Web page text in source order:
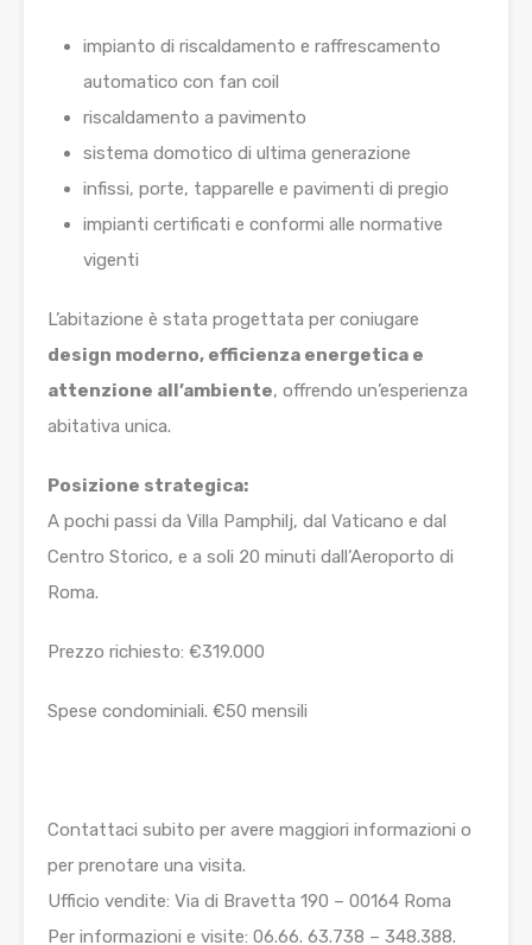
impianto di riscaldamento e raffrescamento
automatico con fan coil
riscaldamento a pavimento
sistema domotico di ultima generazione
infissi, porte, tapparelle e pavimenti di pregio
impianti certificati e conformi alle normative
vigenti
L’abitazione è stata progettata per coniugare
design moderno, efficienza energetica e
attenzione all’ambiente, offrendo un’esperienza
abitativa unica.
Posizione strategica:
A pochi passi da Villa Pamphilj, dal Vaticano e dal
Centro Storico, e a soli 20 minuti dall’Aeroporto di
Roma.
Prezzo richiesto: €319.000
Spese condominiali. €50 mensili
Contattaci subito per avere maggiori informazioni o
per prenotare una visita.
Ufficio vendite: Via di Bravetta 190 – 00164 Roma
Per informazioni e visite: 06.66. 63.738 – 348.388.